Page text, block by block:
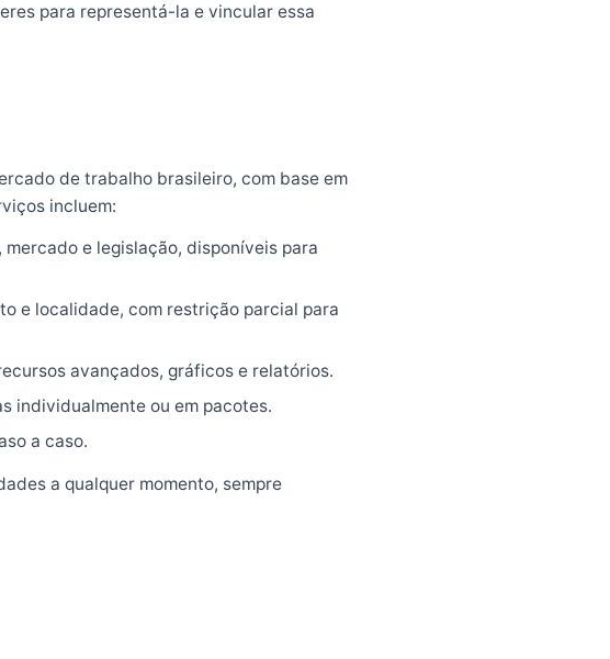
para representá-la e vincular essa
de trabalho brasileiro, com base em
incluem:
e legislação, disponíveis para
e localidade, com restrição parcial para
avançados, gráficos e relatórios.
individualmente ou em pacotes.
a caso.
a qualquer momento, sempre